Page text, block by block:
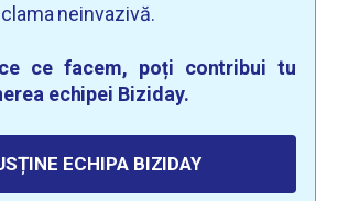
neinvazivă.
ce facem, poți contribui tu
echipei Biziday.
ECHIPA BIZIDAY